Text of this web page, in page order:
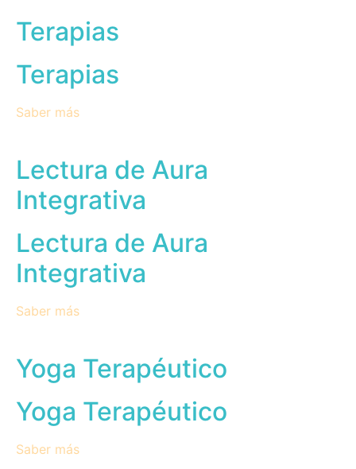
Terapias
Terapias
Saber más
Lectura de Aura
Integrativa
Lectura de Aura
Integrativa
Saber más
Yoga Terapéutico
Yoga Terapéutico
Saber más